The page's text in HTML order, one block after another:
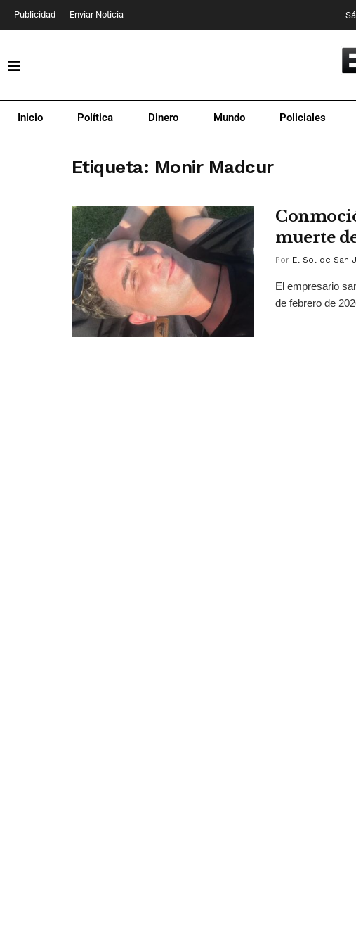
Publicidad Enviar Noticia
Inicio Política Dinero Mundo Policiales
Etiqueta: Monir Madcur
muerte
Por El Sol de San
El empresario
de febrero de